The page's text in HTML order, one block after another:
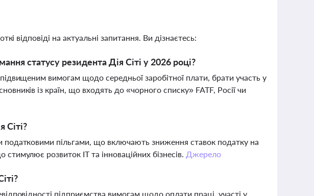
відповіді на актуальні запитання. Ви дізнаєтесь:
статусу резидента Дія Сіті у 2026 році?
вимогам щодо середньої заробітної плати, брати участь у
із країн, що входять до «чорного списку» FATF, Росії чи
Сіті?
податковими пільгами, що включають зниження ставок податку на
розвиток IT та інноваційних бізнесів. Джерело
підприємства вимогам щодо оплати праці, участі у